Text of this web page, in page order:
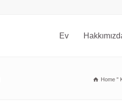
Ev
Home "